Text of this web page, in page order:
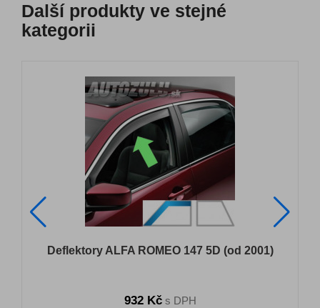
Další produkty ve stejné
kategorii
Deflektory ALFA ROMEO 147 5D (od 2001)
932 Kčs DPH